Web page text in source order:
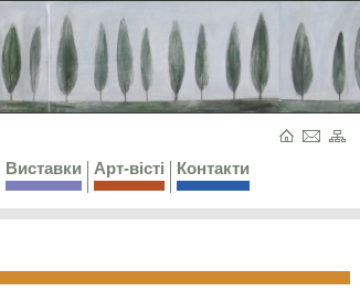
Виставки Арт-вісті Контакти